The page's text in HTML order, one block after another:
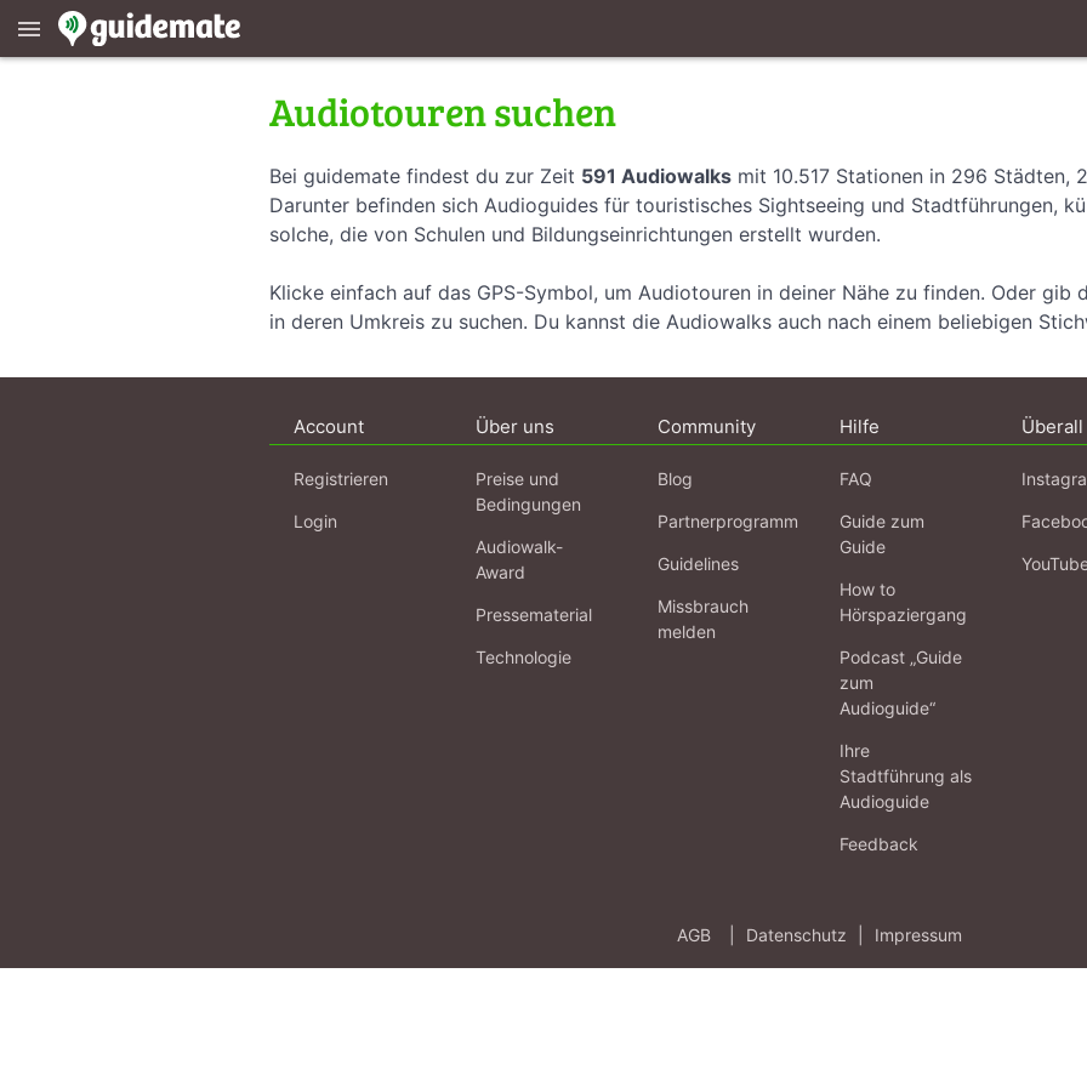
menu
Audiotouren suchen
Bei guidemate findest du zur Zeit 591 Audiowalks mit 10.517 Stationen in 296 Städten,
Darunter befinden sich Audioguides für touristisches Sightseeing und Stadtführungen,
solche, die von Schulen und Bildungseinrichtungen erstellt wurden.
Klicke einfach auf das GPS-Symbol, um Audiotouren in deiner Nähe zu finden. Oder gib
in deren Umkreis zu suchen. Du kannst die Audiowalks auch nach einem beliebigen
Account
Registrieren
Login
Über uns
Preise und
Bedingungen
Audiowalk-
Award
Pressematerial
Technologie
Community
Blog
Partnerprogramm
Guidelines
Missbrauch
melden
Hilfe
FAQ
Guide zum
Guide
How to
Hörspaziergang
Podcast „Guide
zum
Audioguide“
Ihre
Stadtführung als
Audioguide
Feedback
Überall
AGB Datenschutz Impressum